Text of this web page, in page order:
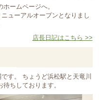
ームページへ。
ューアルオープンとなりまし
店長日記はこちら >>
す。 ちょうど浜松駅と天竜川
ちしております。